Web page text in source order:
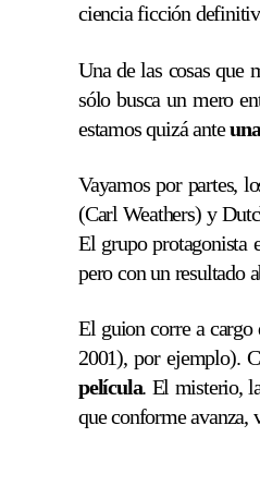
ciencia ficción
Una de las cosas que
sólo busca un mero
estamos quizá ante
Vayamos por partes,
(Carl Weathers) y
El grupo protagonista
pero con un resultado
El guion corre a cargo
2001), por ejemplo).
película. El misterio,
que conforme avanza,